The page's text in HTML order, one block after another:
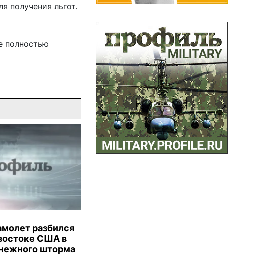
получения льгот.
полностью
разбился
США в
шторма